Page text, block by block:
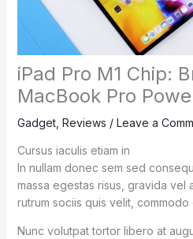
iPad Pro M1 Chip:
MacBook Pro
Gadget, Reviews / Leave a
Cursus iaculis etiam in
In nullam donec sem sed
massa egestas risus, gravida vel
rutrum sociis quis velit, commodo
Nunc volutpat tortor libero at